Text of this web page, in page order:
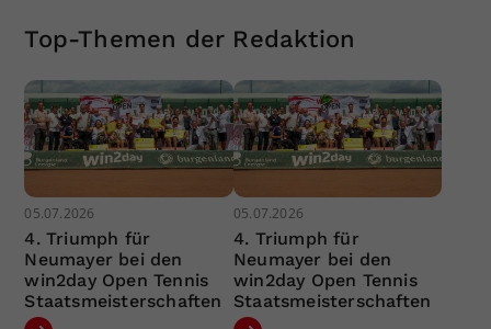
Top-Themen der Redaktion
05.07.2026
4. Triumph für
Neumayer bei den
win2day Open Tennis
Staatsmeisterschaften
05.07.2026
4. Triumph für
Neumayer bei den
win2day Open Tennis
Staatsmeisterschaften